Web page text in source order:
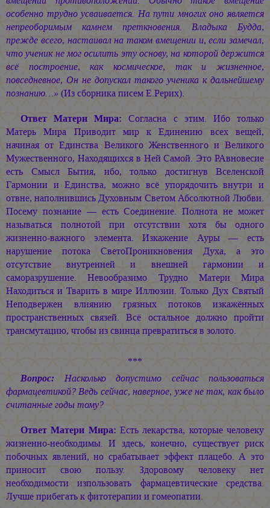
особенно трудно усваивается. На пути многих оно является
непреоборимым камнем преткновения. Владыка Будда,
прежде всего, настаивал на таком вмещении и, если замечал,
что ученик не мог осилить эту основу, на которой держится
всё построение, как космическое, так и жизненное,
повседневное, Он не допускал такого ученика к дальнейшему
познанию…» (Из сборника писем Е.Рерих).
Ответ Матери Мира: Согласна с этим. Ибо только
Матерь Мира Приводит мир к Единению всех вещей,
начиная от Единства Великого Женственного и Великого
Мужественного, Находящихся в Ней Самой. Это РАвновесие
есть Смысл Бытия, ибо, только достигнув Вселенской
Гармонии и Единства, можно всё упорядочить внутри и
отвне, наполнившись Духовным Светом Абсолютной Любви.
Посему познание — есть Соединение. Полнота не может
называться полнотой при отсутствии хотя бы одного
жизненно-важного элемента. Изкажение Ауры — есть
нарушение потока СветоПроникновения Духа, а это
отсутствие внутренней и внешней гармонии и
саморазрушение. Невообразимо Трудно Матери Мира
Находиться и Тварить в мире Иллюзии. Только Дух Святый
Неподвержен влиянию грязных потоков изкажённых
пространственных связей. Всё остальное должно пройти
трансмутацию, чтобы из свинца превратиться в золото.
***
Вопрос: Насколько допустимо сейчас пользоваться
фармацевтикой? Ведь сейчас, наверное, уже не так, как было
считанные годы тому?
Ответ Матери Мира: Есть лекарства, которые человеку
жизненно-необходимы. И здесь, конечно, существует риск
побочных явлений, но срабатывает эффект плацебо. А это
приносит свою пользу. Здоровому человеку нет
необходимости изпользовать фармацевтические средства.
Лучше прибегать к фитотерапии и гомеопатии.